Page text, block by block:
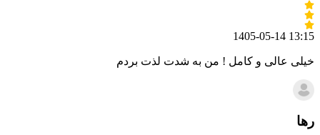
1405-05-14 13:15
خیلی عالی و کامل ! من به شدت لذت بردم
رها